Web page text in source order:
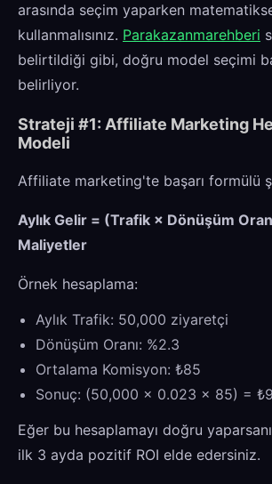
arasında seçim yaparken
kullanmalısınız. Parakazanmarehberi
belirtildiği gibi, doğru model seçimi
belirliyor.
Strateji #1: Affiliate Marketing
Modeli
Affiliate marketing'te başarı formülü
Aylık Gelir = (Trafik × Dönüşüm
Maliyetler
Örnek hesaplama:
Aylık Trafik: 50,000 ziyaretçi
Dönüşüm Oranı: %2.3
Ortalama Komisyon: ₺85
Sonuç: (50,000 × 0.023 × 85) =
Eğer bu hesaplamayı doğru
ilk 3 ayda pozitif ROI elde edersiniz.